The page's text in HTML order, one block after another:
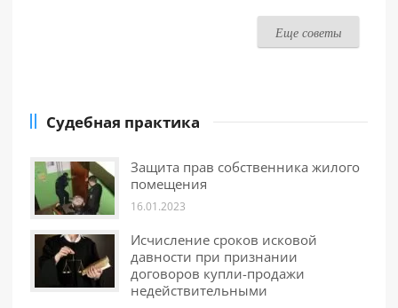
Еще советы
Судебная практика
Защита прав собственника жилого
помещения
16.01.2023
Исчисление сроков исковой
давности при признании
договоров купли-продажи
недействительными